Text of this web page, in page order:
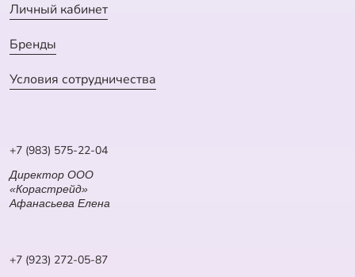
Личный кабинет
Бренды
Условия сотрудничества
+7 (983) 575-22-04
Директор ООО
«Корастрейд»
Афанасьева Елена
+7 (923) 272-05-87